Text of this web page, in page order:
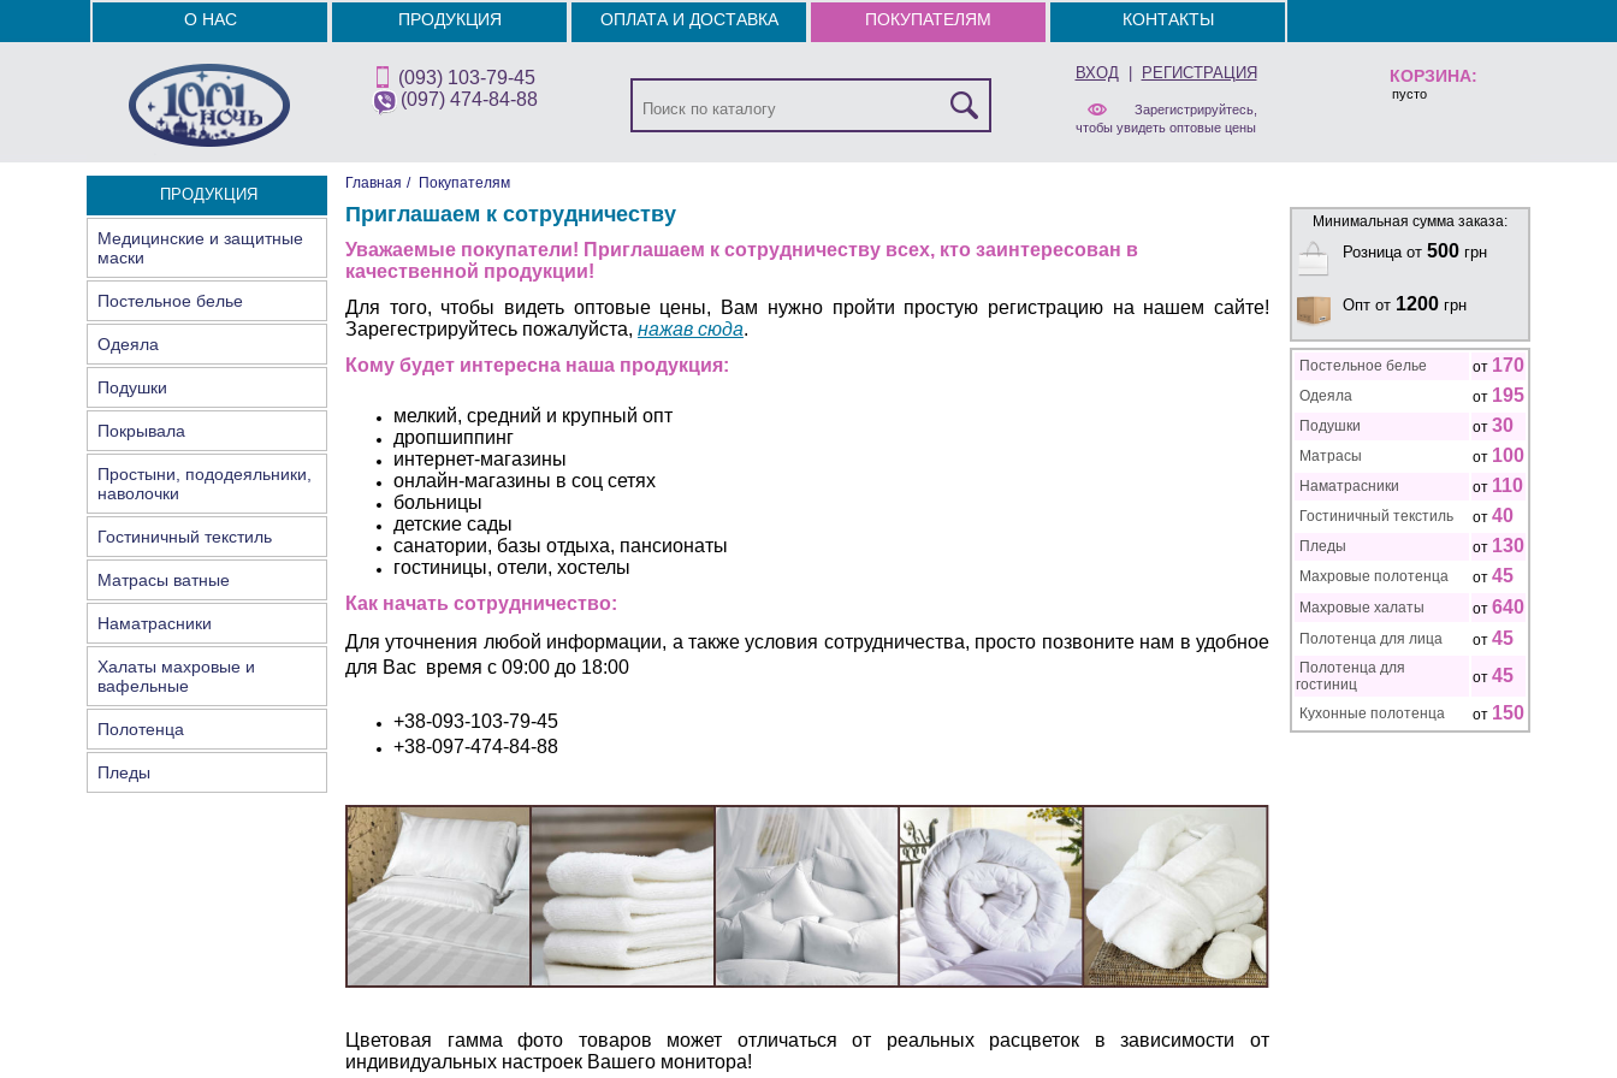
КОРЗИНА:
пусто
О НАС ПРОДУКЦИЯ ОПЛАТА И ДОСТАВКА ПОКУПАТЕЛЯМ КОНТАКТЫ
(093) 103-79-45
(097) 474-84-88
ВХОД| РЕГИСТРАЦИЯ
Зарегистрируйтесь,
чтобы увидеть оптовые цены
ПРОДУКЦИЯ
Медицинские и защитные
маски
Постельное белье
Одеяла
Подушки
Покрывала
Простыни, пододеяльники,
наволочки
Гостиничный текстиль
Матрасы ватные
Наматрасники
Халаты махровые и
вафельные
Полотенца
Пледы
Минимальная сумма заказа:
Розница от 500 грн
Опт от 1200 грн
Постельное белье от 170
Одеяла от 195
Подушки от 30
Матрасы от 100
Наматрасники от 110
Гостиничный текстиль от 40
Пледы от 130
Махровые полотенца от 45
Махровые халаты от 640
Полотенца для лица от 45
Полотенца для
гостиниц
от 45
Кухонные полотенца от 150
Главная / Покупателям
Приглашаем к сотрудничеству
Уважаемые покупатели! Приглашаем к сотрудничеству всех, кто заинтересован в
качественной продукции!
Для того, чтобы видеть оптовые цены, Вам нужно пройти простую регистрацию на нашем сайте!
Зарегестрируйтесь пожалуйста, нажав сюда.
Кому будет интересна наша продукция:
мелкий, средний и крупный опт
дропшиппинг
интернет-магазины
онлайн-магазины в соц сетях
больницы
детские сады
санатории, базы отдыха, пансионаты
гостиницы, отели, хостелы
Как начать сотрудничество:
Для уточнения любой информации, а также условия сотрудничества, просто позвоните нам в удобное
для Вас время с 09:00 до 18:00
+38-093-103-79-45
+38-097-474-84-88
Цветовая гамма фото товаров может отличаться от реальных расцветок в зависимости от
индивидуальных настроек Вашего монитора!